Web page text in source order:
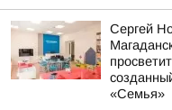
Сергей
«Семья»